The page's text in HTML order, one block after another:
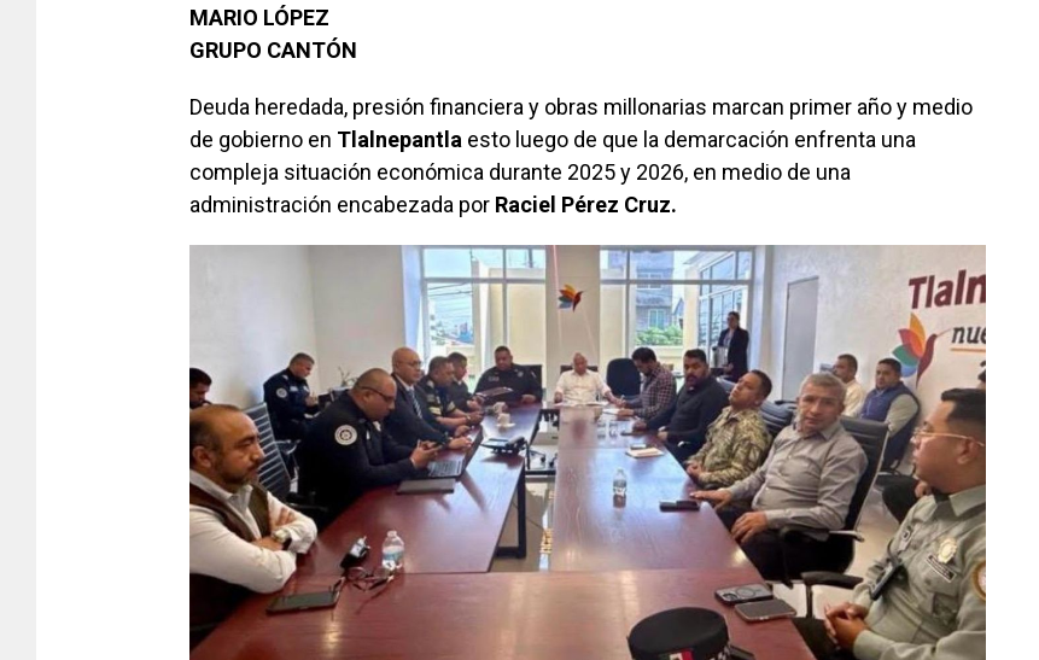
MARIO LÓPEZ
GRUPO CANTÓN
Deuda heredada, presión financiera y obras millonarias marcan primer año y medio
de gobierno en Tlalnepantla esto luego de que la demarcación enfrenta una
compleja situación económica durante 2025 y 2026, en medio de una
administración encabezada por Raciel Pérez Cruz.